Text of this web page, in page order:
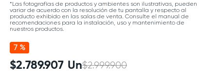
*Las fotografías de productos y ambientes son ilustrativas, pueden
variar de acuerdo con la resolución de tu pantalla y respecto al
producto exhibido en las salas de venta. Consulte el manual de
recomendaciones para la instalación, uso y mantenimiento de
nuestros productos.
7 %
$2.789.907 Un$2.999.900